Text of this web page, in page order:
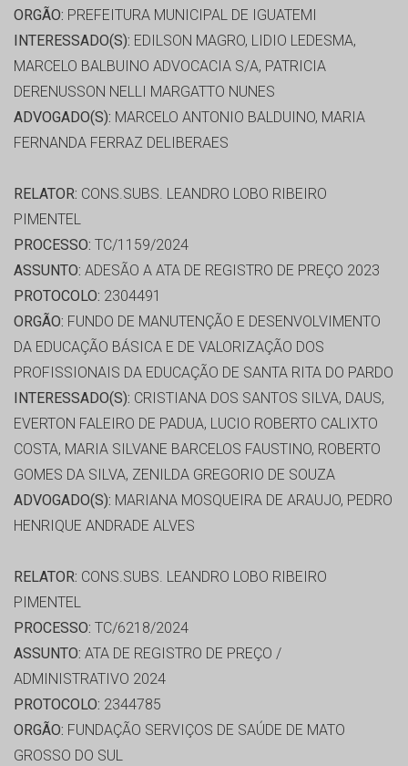
ORGÃO: PREFEITURA MUNICIPAL DE IGUATEMI
INTERESSADO(S): EDILSON MAGRO, LIDIO LEDESMA,
MARCELO BALBUINO ADVOCACIA S/A, PATRICIA
DERENUSSON NELLI MARGATTO NUNES
ADVOGADO(S): MARCELO ANTONIO BALDUINO, MARIA
FERNANDA FERRAZ DELIBERAES
RELATOR: CONS.SUBS. LEANDRO LOBO RIBEIRO
PIMENTEL
PROCESSO: TC/1159/2024
ASSUNTO: ADESÃO A ATA DE REGISTRO DE PREÇO 2023
PROTOCOLO: 2304491
ORGÃO: FUNDO DE MANUTENÇÃO E DESENVOLVIMENTO
DA EDUCAÇÃO BÁSICA E DE VALORIZAÇÃO DOS
PROFISSIONAIS DA EDUCAÇÃO DE SANTA RITA DO PARDO
INTERESSADO(S): CRISTIANA DOS SANTOS SILVA, DAUS,
EVERTON FALEIRO DE PADUA, LUCIO ROBERTO CALIXTO
COSTA, MARIA SILVANE BARCELOS FAUSTINO, ROBERTO
GOMES DA SILVA, ZENILDA GREGORIO DE SOUZA
ADVOGADO(S): MARIANA MOSQUEIRA DE ARAUJO, PEDRO
HENRIQUE ANDRADE ALVES
RELATOR: CONS.SUBS. LEANDRO LOBO RIBEIRO
PIMENTEL
PROCESSO: TC/6218/2024
ASSUNTO: ATA DE REGISTRO DE PREÇO /
ADMINISTRATIVO 2024
PROTOCOLO: 2344785
ORGÃO: FUNDAÇÃO SERVIÇOS DE SAÚDE DE MATO
GROSSO DO SUL